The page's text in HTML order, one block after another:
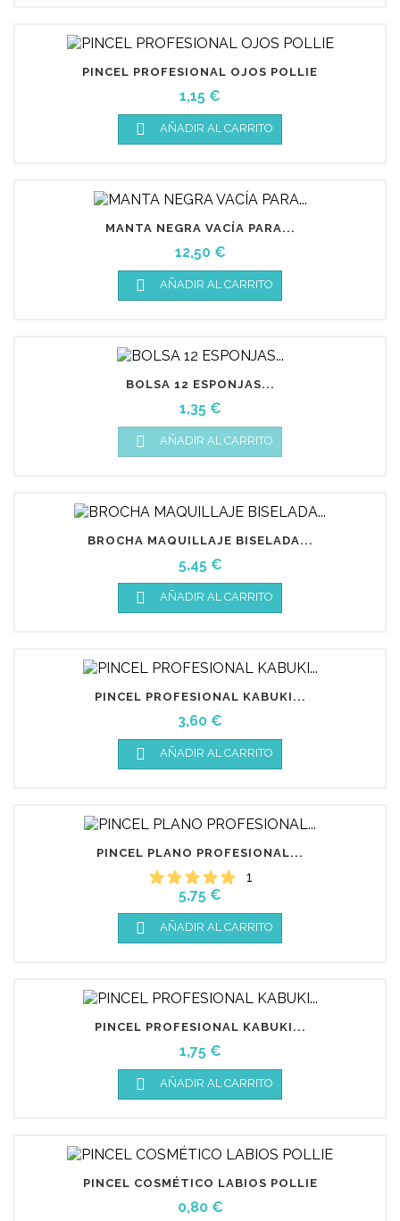
PINCEL PROFESIONAL OJOS POLLIE
Precio
1,15 €
 AÑADIR AL CARRITO
MANTA NEGRA VACÍA PARA...
Precio
12,50 €
 AÑADIR AL CARRITO
BOLSA 12 ESPONJAS...
Precio
1,35 €
 AÑADIR AL CARRITO
BROCHA MAQUILLAJE BISELADA...
Precio
5,45 €
 AÑADIR AL CARRITO
PINCEL PROFESIONAL KABUKI...
Precio
3,60 €
 AÑADIR AL CARRITO
PINCEL PLANO PROFESIONAL...
1
Precio
5,75 €
 AÑADIR AL CARRITO
PINCEL PROFESIONAL KABUKI...
Precio
1,75 €
 AÑADIR AL CARRITO
PINCEL COSMÉTICO LABIOS POLLIE
Precio
0,80 €